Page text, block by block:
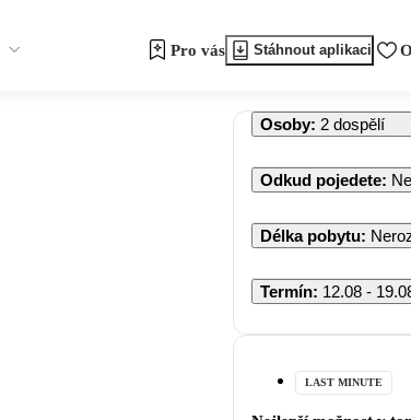
Pro vás Stáhnout aplikaci
Osoby: 2 dospělí
Odkud pojedete:
Délka pobytu:
Termín: 12.08 -
LAST MINUTE